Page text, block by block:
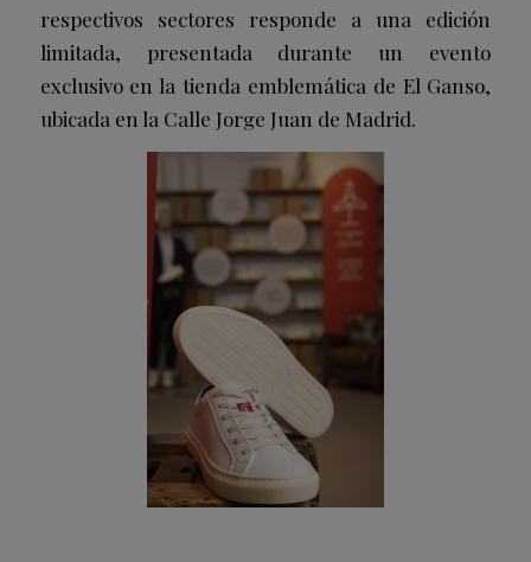
respectivos sectores responde a una edición
limitada, presentada durante un evento
exclusivo en la tienda emblemática de El Ganso,
ubicada en la Calle Jorge Juan de Madrid.